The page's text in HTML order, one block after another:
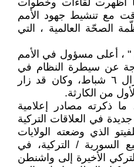
اظهرت لقاءات وخطوات
مع تنشيط جهود الأمم
الصحّة العالمية ، التي
، أعلى مسؤول في الأمم
عن سيطرة النظام في
شمال سوريا وإدلب منذ زلزال ٦ شباط، وكان قد زار
من الكارثة.
ما ذكرته مصادر إعلامية
في العلاقات التركية
الذي وضعته الولايات
السورية / التركية، في
الأخيرة إلى واشنطن